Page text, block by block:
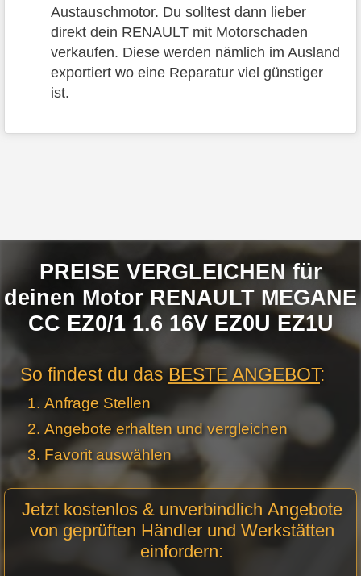
Austauschmotor. Du solltest dann lieber
direkt dein RENAULT mit Motorschaden
verkaufen. Diese werden nämlich im Ausland
exportiert wo eine Reparatur viel günstiger
ist.
PREISE VERGLEICHEN für
deinen Motor RENAULT MEGANE
CC EZ0/1 1.6 16V EZ0U EZ1U
So findest du dasBESTE ANGEBOT:
Anfrage Stellen
Angebote erhalten und vergleichen
Favorit auswählen
Anfrage
Stellen -
Jetzt kostenlos & unverbindlich Angebote
von geprüften Händler und Werkstätten
einfordern: